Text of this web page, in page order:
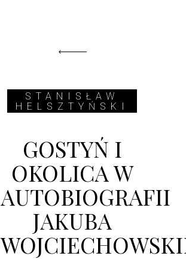
STANISŁAW
HELSZTYŃSKI
GOSTYŃ I
OKOLICA W
AUTOBIOGRAFII
JAKUBA